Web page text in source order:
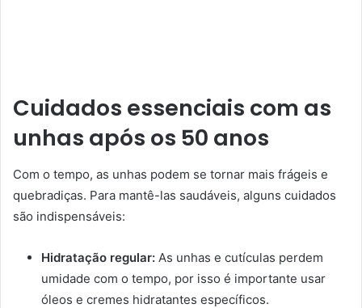
Cuidados essenciais com as
unhas após os 50 anos
Com o tempo, as unhas podem se tornar mais frágeis e
quebradiças. Para mantê-las saudáveis, alguns cuidados
são indispensáveis:
Hidratação regular: As unhas e cutículas perdem
umidade com o tempo, por isso é importante usar
óleos e cremes hidratantes específicos.